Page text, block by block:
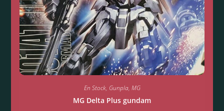
En Stock, Gunpla, MG
MG Delta Plus gundam